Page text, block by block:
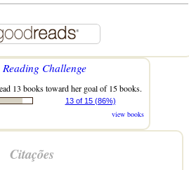
Challenge
13 books toward her goal of 15 books.
13 of 15 (86%)
view books
Citações